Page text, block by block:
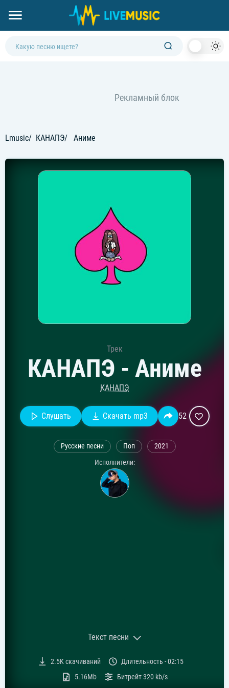
Lmusic КАНАПЭ Аниме
Трек
КАНАПЭ - Аниме
КАНАПЭ
Слушать Скачать mp3 52
Русские песни Поп
2021
Исполнители:
Текст песни
Могу вечно на тебя смотреть
2.5Kскачиваний Длительность -02:15
5.16Mb
Битрейт320 kb/s